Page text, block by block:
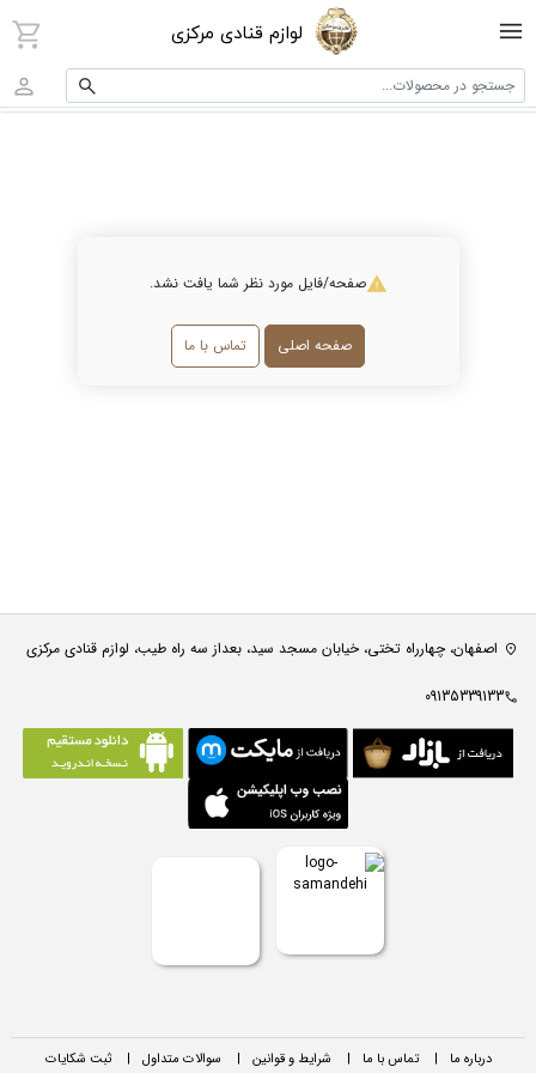
لوازم قنادی مرکزی
جستجو در محصولات...
صفحه/فایل مورد نظر شما یافت نشد.
صفحه اصلی تماس با ما
اصفهان، چهارراه تختی، خیابان مسجد سید، بعداز سه راه طیب، لوازم قنادی مرکزی
09135339133
درباره ما | تماس با ما | شرایط و قوانین | سوالات متداول | ثبت شکایات